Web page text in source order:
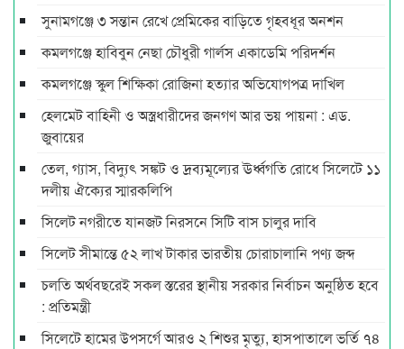
সুনামগঞ্জে ৩ সন্তান রেখে প্রেমিকের বাড়িতে গৃহবধূর অনশন
কমলগঞ্জে হাবিবুন নেছা চৌধুরী গার্লস একাডেমি পরিদর্শন
কমলগঞ্জে স্কুল শিক্ষিকা রোজিনা হত্যার অভিযোগপত্র দাখিল
হেলমেট বাহিনী ও অস্ত্রধারীদের জনগণ আর ভয় পায়না : এড.
জুবায়ের
তেল, গ্যাস, বিদ্যুৎ সঙ্কট ও দ্রব্যমূল্যের ঊর্ধ্বগতি রোধে সিলেটে ১১
দলীয় ঐক্যের স্মারকলিপি
সিলেট নগরীতে যানজট নিরসনে সিটি বাস চালুর দাবি
সিলেট সীমান্তে ৫২ লাখ টাকার ভারতীয় চোরাচালানি পণ্য জব্দ
চলতি অর্থবছরেই সকল স্তরের স্থানীয় সরকার নির্বাচন অনুষ্ঠিত হবে
: প্রতিমন্ত্রী
সিলেটে হামের উপসর্গে আরও ২ শিশুর মৃত্যু, হাসপাতালে ভর্তি ৭৪